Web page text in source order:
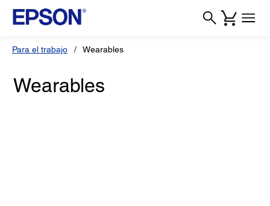
Para el trabajo Wearables
Wearables